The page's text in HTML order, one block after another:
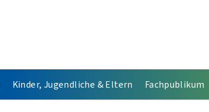
Kinder, Jugendliche & Eltern Fachpublikum